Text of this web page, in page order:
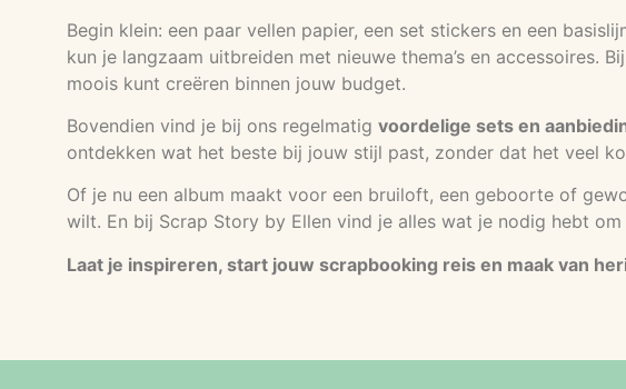
Begin klein: een paar vellen papier, een set stickers en een
kun je langzaam uitbreiden met nieuwe thema’s en
moois kunt creëren binnen jouw budget.
Bovendien vind je bij ons regelmatig voordelige sets en
ontdekken wat het beste bij jouw stijl past, zonder dat het veel
Of je nu een album maakt voor een bruiloft, een geboorte of
wilt. En bij Scrap Story by Ellen vind je alles wat je nodig hebt
Laat je inspireren, start jouw scrapbooking reis en maak van